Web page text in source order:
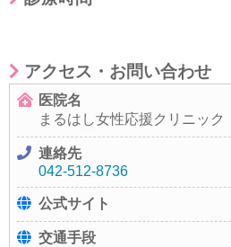
アクセス・お問い合わせ
医院名
まるはし女性応援クリニック
連絡先
042-512-8736
公式サイト
交通手段